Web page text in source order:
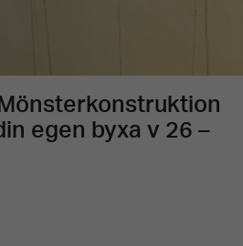
egen byxa v 26 –